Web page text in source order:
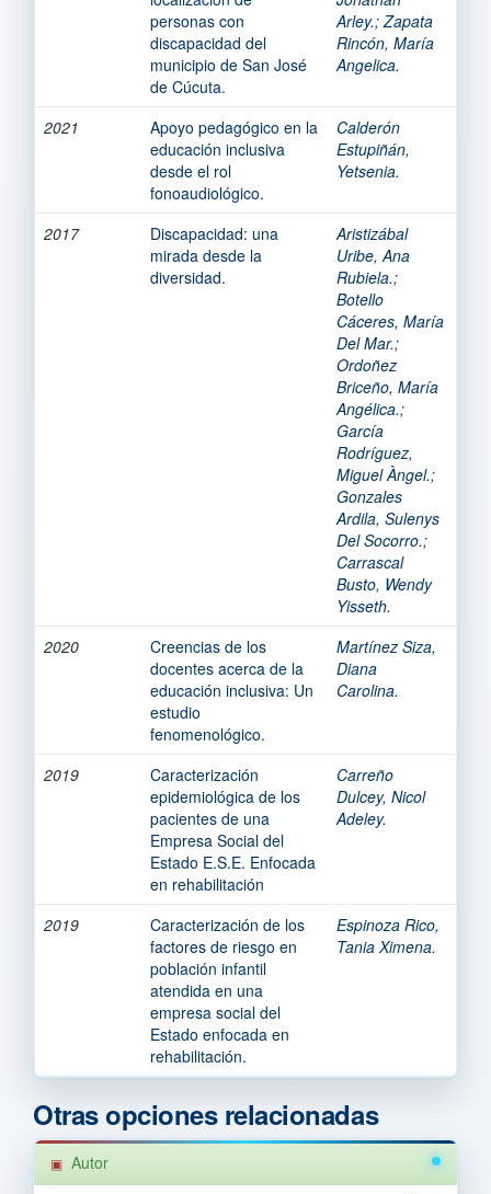
personas con
discapacidad del
municipio de San José
de Cúcuta.
Arley.; Zapata
Rincón, María
Angelica.
2021
Apoyo pedagógico en la
educación inclusiva
desde el rol
fonoaudiológico.
Calderón
Estupiñán,
Yetsenia.
2017
Discapacidad: una
mirada desde la
diversidad.
Aristizábal
Uribe, Ana
Rubiela.;
Botello
Cáceres, María
Del Mar.;
Ordoñez
Briceño, María
Angélica.;
García
Rodríguez,
Miguel Àngel.;
Gonzales
Ardila, Sulenys
Del Socorro.;
Carrascal
Busto, Wendy
Yisseth.
2020
Creencias de los
docentes acerca de la
educación inclusiva: Un
estudio
fenomenológico.
Martínez Siza,
Diana
Carolina.
2019
Caracterización
epidemiológica de los
pacientes de una
Empresa Social del
Estado E.S.E. Enfocada
en rehabilitación
Carreño
Dulcey, Nicol
Adeley.
2019
Caracterización de los
factores de riesgo en
población infantil
atendida en una
empresa social del
Estado enfocada en
rehabilitación.
Espinoza Rico,
Tania Ximena.
Otras opciones relacionadas
Autor